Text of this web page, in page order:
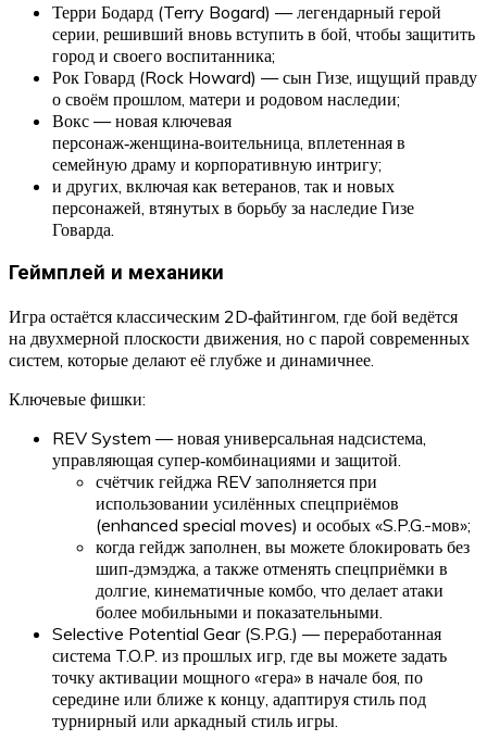
Терри Бодард (Terry Bogard) — легендарный герой
серии, решивший вновь вступить в бой, чтобы защитить
город и своего воспитанника;
Рок Говард (Rock Howard) — сын Гизе, ищущий правду
о своём прошлом, матери и родовом наследии;
Вокс — новая ключевая
персонаж‑женщина‑воительница, вплетенная в
семейную драму и корпоративную интригу;
и других, включая как ветеранов, так и новых
персонажей, втянутых в борьбу за наследие Гизе
Говарда.
Геймплей и механики
Игра остаётся классическим 2D‑файтингом, где бой ведётся
на двухмерной плоскости движения, но с парой современных
систем, которые делают её глубже и динамичнее.
Ключевые фишки:
REV System — новая универсальная надсистема,
управляющая супер‑комбинациями и защитой.
счётчик гейджа REV заполняется при
использовании усилённых спецприёмов
(enhanced special moves) и особых «S.P.G.-мов»;
когда гейдж заполнен, вы можете блокировать без
шип‑дэмэджа, а также отменять спецприёмки в
долгие, кинематичные комбо, что делает атаки
более мобильными и показательными.
Selective Potential Gear (S.P.G.) — переработанная
система T.O.P. из прошлых игр, где вы можете задать
точку активации мощного «гера» в начале боя, по
середине или ближе к концу, адаптируя стиль под
турнирный или аркадный стиль игры.